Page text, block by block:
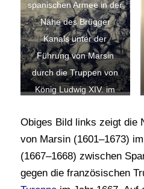
spanischen Armee in der
Nähe des Brügger
Kanals unter der
Führung von Marsin
durch die Truppen von
König Ludwig XIV. im
Gemälde von Le Brun,
gestochen von Séb. le
Clerc (1680). N. B. Wir
sehen in dieser Tafel die
Obiges Bild links zeigt die
von Marsin (1601–1673)
(1667–1668) zwischen
gegen die französischen